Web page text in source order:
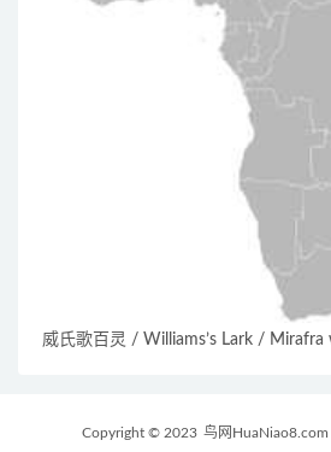
威氏歌百灵 / Williams’s Lark / Mirafra
Copyright © 2023 鸟网HuaNiao8.com